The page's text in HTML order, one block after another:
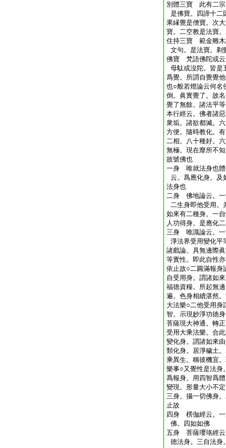
別體三寶 此有二宗
是佛寶。四諦十二
果縁覺是僧寶。次
寶。二空教是法寶
住持三寶 範金雕木
文句。是法寶。剃
佛寶 梵語佛陀或云
母駄或沒陀。皆是
爲覺。所謂自覺覺
也○般若燈論云何名
倒。眞實覺了。故
覺了無餘。諸法平
本行經云。佛者諸
衆垢。諸欲都滅。
方便。隨時教化。
二相。八十種好。
無極。現在靡所不
故號佛也
一身 唯就法身也體
云。爲應化身。及
法身也
二身 佛地論云。一
二生身即他受用。
如來有二種身。一
人功得身。是應化
三身 唯識論云。一
淨法界受用變化平
諸戲論。具無邊際
等實性。即此自性
依止故○二圓滿報身
自受用身。謂諸如
福徳資糧。所起無
遍。色身相續湛然
大法樂○二他受用身
智。示現妙淨功徳
菩薩現大神通。轉
受用大乘法樂。合
變化身。謂諸如來
類化身。居淨穢土
乘異生。稱彼機宜
樂事○又覺性是法身
爲報身。用四智爲
變現。形量大小不
三身。攝一切佛身
止故
四身 楞伽經云。一
佛。四如如佛
五身 菩薩瓔珞經云
徳法身。三自法身